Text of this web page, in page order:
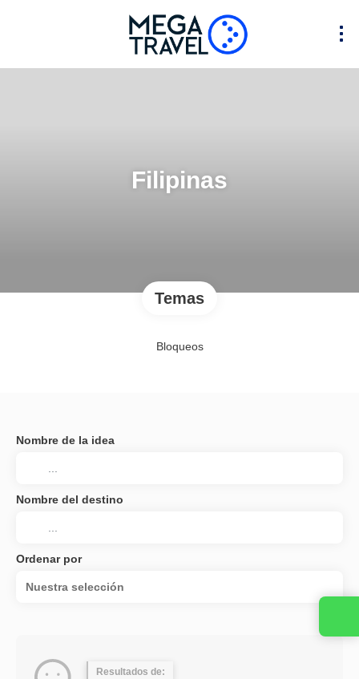
Filipinas
Temas
Bloqueos
Nombre de la idea
Nombre del destino
Ordenar por
Nuestra selección
Resultados de: